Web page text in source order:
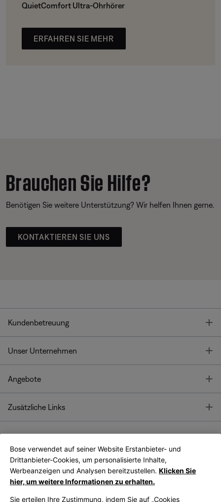
QuietComfort Ultra-Ohrhörer
ERFAHREN SIE MEHR
Brauchen Sie Hilfe?
Benötigen Sie weitere Unterstützung? Wir helfen Ihnen gerne.
KONTAKTIEREN SIE UNS
Kundenbetreuung
Unser Unternehmen
Angebote
Zusätzliche Links
Bose App
Bose Connect
App
Bose verwendet auf seiner Website Erstanbieter- und
Drittanbieter-Cookies, um personalisierte Inhalte,
Werbeanzeigen und Analysen bereitzustellen. Klicken Sie
hier, um weitere Informationen zu erhalten.
Sie erteilen Ihre Zustimmung, indem Sie auf „Cookies